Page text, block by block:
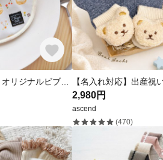
2,980円
ascend
(470)